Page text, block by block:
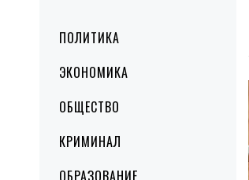
MenuПОЛИТИКА
ЭКОНОМИКА
ОБЩЕСТВО
КРИМИНАЛ
ОБРАЗОВАНИЕ